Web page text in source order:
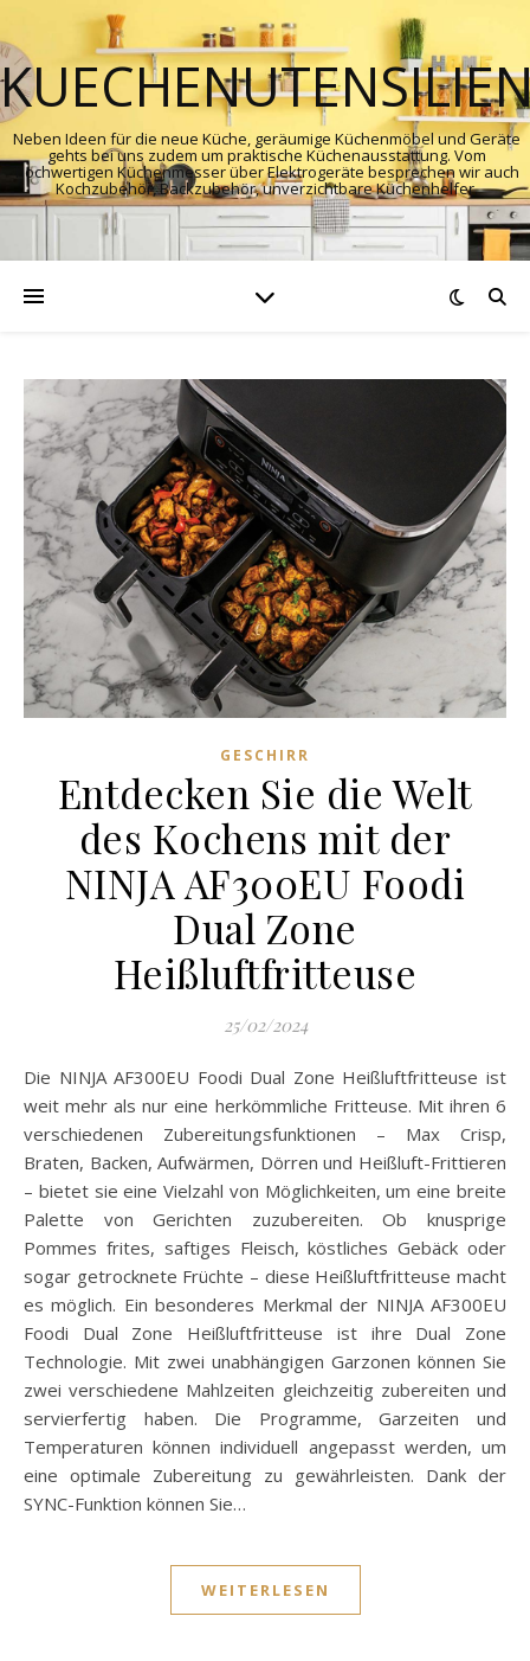
Neben Ideen für die neue Küche, geräumige Küchenmöbel und Geräte
gehts bei uns zudem um praktische Küchenausstattung. Vom
hochwertigen Küchenmesser über Elektrogeräte besprechen wir auch
Kochzubehör, Backzubehör, unverzichtbare Küchenhelfer.
GESCHIRR
Entdecken Sie die Welt
des Kochens mit der
NINJA AF300EU Foodi
Dual Zone
Heißluftfritteuse
25/02/2024
Die NINJA AF300EU Foodi Dual Zone Heißluftfritteuse ist
weit mehr als nur eine herkömmliche Fritteuse. Mit ihren 6
verschiedenen Zubereitungsfunktionen – Max Crisp,
Braten, Backen, Aufwärmen, Dörren und Heißluft-Frittieren
– bietet sie eine Vielzahl von Möglichkeiten, um eine breite
Palette von Gerichten zuzubereiten. Ob knusprige
Pommes frites, saftiges Fleisch, köstliches Gebäck oder
sogar getrocknete Früchte – diese Heißluftfritteuse macht
es möglich. Ein besonderes Merkmal der NINJA AF300EU
Foodi Dual Zone Heißluftfritteuse ist ihre Dual Zone
Technologie. Mit zwei unabhängigen Garzonen können Sie
zwei verschiedene Mahlzeiten gleichzeitig zubereiten und
servierfertig haben. Die Programme, Garzeiten und
Temperaturen können individuell angepasst werden, um
eine optimale Zubereitung zu gewährleisten. Dank der
SYNC-Funktion können Sie…
WEITERLESEN